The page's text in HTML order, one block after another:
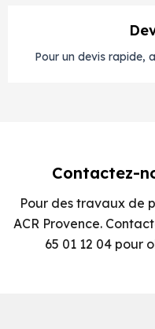
Pour un devis rapide,
Contactez-
Pour des travaux de
ACR Provence.
65 01 12 04 pour